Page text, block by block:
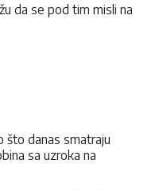
da se pod tim misli na
što danas smatraju
sa uzroka na